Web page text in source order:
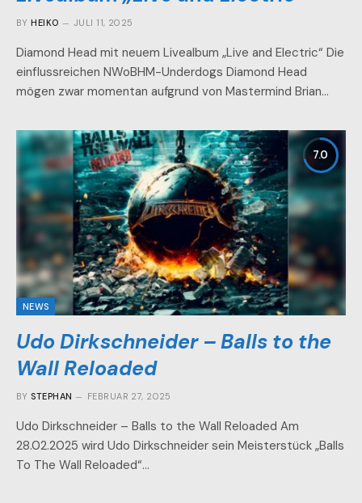
BY HEIKO JULI 11, 2025
Diamond Head mit neuem Livealbum „Live and Electric“ Die
einflussreichen NWoBHM-Underdogs Diamond Head
mögen zwar momentan aufgrund von Mastermind Brian…
7.0
NEWS
Udo Dirkschneider – Balls to the
Wall Reloaded
BY STEPHAN FEBRUAR 27, 2025
Udo Dirkschneider – Balls to the Wall Reloaded Am
28.02.2025 wird Udo Dirkschneider sein Meisterstück „Balls
To The Wall Reloaded“…